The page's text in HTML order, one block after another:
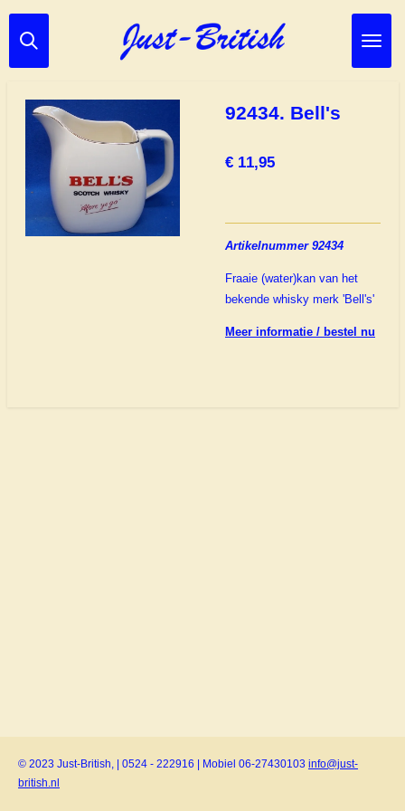
Ga
direct
hoofdinhoud
92434. Bell's
€ 11,95
Artikelnummer 92434
Fraaie (water)kan van het
bekende whisky merk 'Bell's'
Meer informatie / bestel nu
© 2023 Just-British, | 0524 - 222916 | Mobiel 06-27430103 info@just-
british.nl